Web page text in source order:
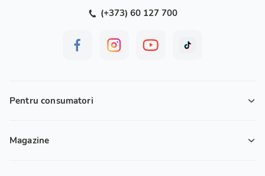
(+373) 60 127 700
Pentru consumatori
Magazine